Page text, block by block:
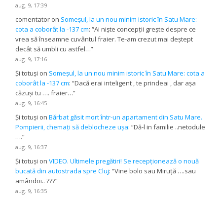
aug. 9, 17:39
comentator on Someșul, la un nou minim istoric în Satu Mare:
cota a coborât la -137 cm: “Ai niște concepții grește despre ce
vrea să înseamne cuvântul fraier. Te-am crezut mai deștept
decât să umbli cu astfel…”
aug. 9, 17:16
Și totuși on Someșul, la un nou minim istoric în Satu Mare: cota a
coborât la -137 cm: “Dacă erai inteligent , te prindeai , dar așa
căzuși tu …. fraier…”
aug. 9, 16:45
Și totuși onBărbat găsit mort într-un apartament din Satu Mare.
Pompierii, chemați să deblocheze ușa: “Dă-l in familie ..netodule
….”
aug. 9, 16:37
Și totuși onVIDEO. Ultimele pregătiri! Se recepționează o nouă
bucată din autostrada spre Cluj: “Vine bolo sau Miruță ….sau
amândoi.. ???”
aug. 9, 16:35